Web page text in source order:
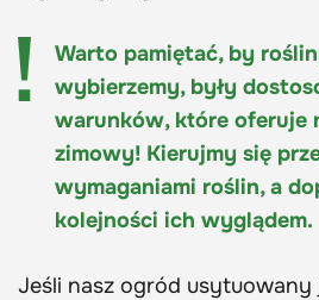
Warto pamiętać, by
wybierzemy, były
warunków, które oferuje
zimowy! Kierujmy się
wymaganiami roślin, a
kolejności ich wyglądem.
Jeśli nasz ogród